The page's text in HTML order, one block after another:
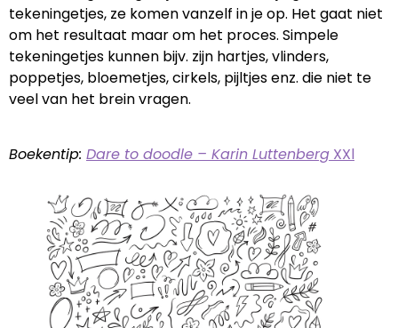
tekeningetjes, ze komen vanzelf in je op. Het gaat niet
om het resultaat maar om het proces. Simpele
tekeningetjes kunnen bijv. zijn hartjes, vlinders,
poppetjes, bloemetjes, cirkels, pijltjes enz. die niet te
veel van het brein vragen.
Boekentip: Dare to doodle – Karin Luttenberg XXl